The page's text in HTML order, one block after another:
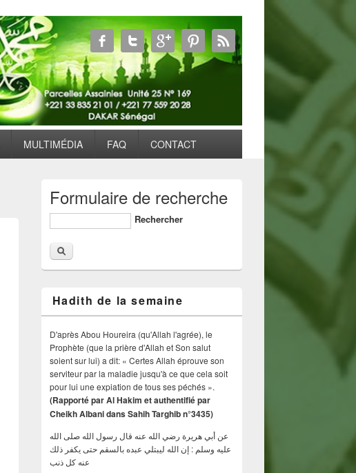
MULTIMÉDIA FAQ CONTACT
Formulaire de recherche
Rechercher
Hadith de la semaine
D'après Abou Houreira (qu'Allah l'agrée), le
Prophète (que la prière d'Allah et Son salut
soient sur lui) a dit: « Certes Allah éprouve son
serviteur par la maladie jusqu'à ce que cela soit
pour lui une expiation de tous ses péchés ».
(Rapporté par Al Hakim et authentifié par
Cheikh Albani dans Sahih Targhib n°3435)
عن أبي هريرة رضي الله عنه قال رسول الله صلى الله
عليه وسلم : إن الله ليبتلي عبده بالسقم حتى يكفر ذلك
عنه كل ذنب